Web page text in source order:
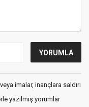
imalar, inançlara saldırı
yazılmış yorumlar